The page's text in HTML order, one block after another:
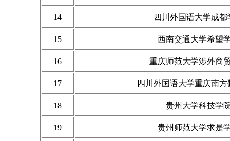
14 四川外国语大学成都
15 西南交通大学希望
16 重庆师范大学涉外商
17 四川外国语大学重庆南方
18 贵州大学科技学
19 贵州师范大学求是